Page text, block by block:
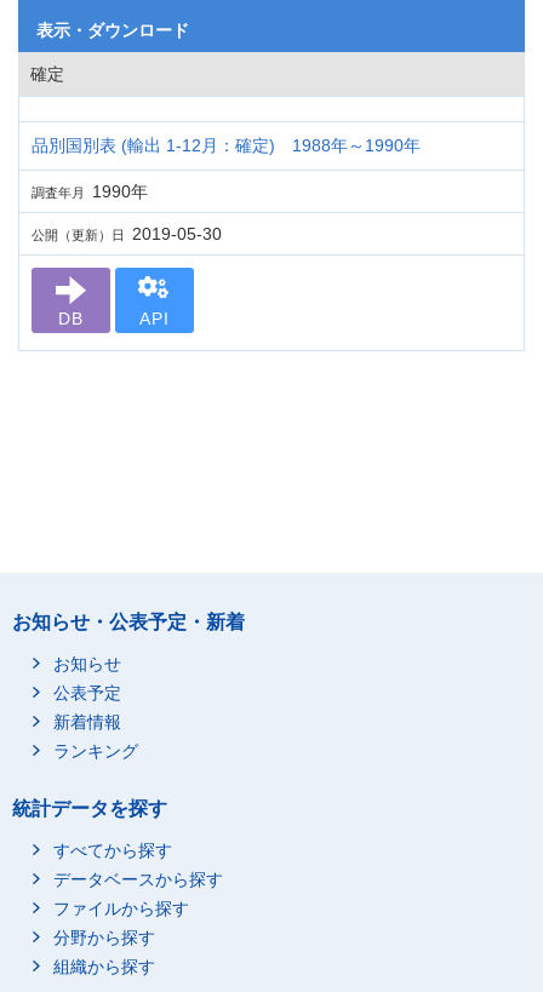
表示・ダウンロード
確定
品別国別表 (輸出 1-12月：確定) 1988年～1990年
調査年月 1990年
公開（更新）日 2019-05-30
DB API
お知らせ・公表予定・新着
お知らせ
公表予定
新着情報
ランキング
統計データを探す
すべてから探す
データベースから探す
ファイルから探す
分野から探す
組織から探す